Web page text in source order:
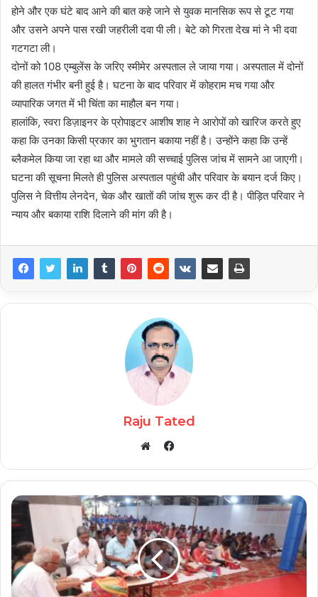
होने और एक घंटे बाद आने की बात कहे जाने से युवक मानसिक रूप से टूट गया
और उसने अपने पास रखी जहरीली दवा पी ली। बेटे को गिरता देख मां ने भी दवा
गटगटा ली।
दोनों को 108 एम्बुलेंस के जरिए स्मीमेर अस्पताल ले जाया गया। अस्पताल में दोनों
की हालत गंभीर बनी हुई है। घटना के बाद परिवार में कोहराम मच गया और
व्यापारिक जगत में भी चिंता का माहौल बन गया।
हालांकि, स्वरा डिज़ाइनर के प्रोपाइटर आशीष शाह ने आरोपों को खारिज करते हुए
कहा कि उनका किसी प्रकार का भुगतान बकाया नहीं है। उन्होंने कहा कि उन्हें
ब्लैकमेल किया जा रहा था और मामले की सच्चाई पुलिस जांच में सामने आ जाएगी।
घटना की सूचना मिलते ही पुलिस अस्पताल पहुंची और परिवार के बयान दर्ज किए।
पुलिस ने वित्तीय लेनदेन, चेक और खातों की जांच शुरू कर दी है। पीड़ित परिवार ने
न्याय और बकाया राशि दिलाने की मांग की है।
Raju Tated
Facebook